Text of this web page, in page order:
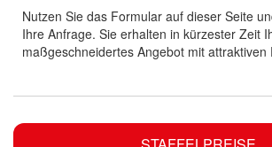
Nutzen Sie das Formular auf dieser Seite
Ihre Anfrage. Sie erhalten in kürzester Zeit
maßgeschneidertes Angebot mit attraktiven